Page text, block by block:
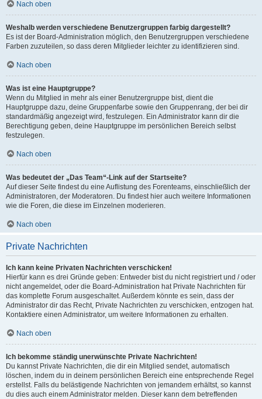
Nach oben
Weshalb werden verschiedene Benutzergruppen farbig dargestellt?
Es ist der Board-Administration möglich, den Benutzergruppen verschiedene
Farben zuzuteilen, so dass deren Mitglieder leichter zu identifizieren sind.
Nach oben
Was ist eine Hauptgruppe?
Wenn du Mitglied in mehr als einer Benutzergruppe bist, dient die
Hauptgruppe dazu, deine Gruppenfarbe sowie den Gruppenrang, der bei dir
standardmäßig angezeigt wird, festzulegen. Ein Administrator kann dir die
Berechtigung geben, deine Hauptgruppe im persönlichen Bereich selbst
festzulegen.
Nach oben
Was bedeutet der „Das Team“-Link auf der Startseite?
Auf dieser Seite findest du eine Auflistung des Forenteams, einschließlich der
Administratoren, der Moderatoren. Du findest hier auch weitere Informationen
wie die Foren, die diese im Einzelnen moderieren.
Nach oben
Private Nachrichten
Ich kann keine Privaten Nachrichten verschicken!
Hierfür kann es drei Gründe geben: Entweder bist du nicht registriert und / oder
nicht angemeldet, oder die Board-Administration hat Private Nachrichten für
das komplette Forum ausgeschaltet. Außerdem könnte es sein, dass der
Administrator dir das Recht, Private Nachrichten zu verschicken, entzogen hat.
Kontaktiere einen Administrator, um weitere Informationen zu erhalten.
Nach oben
Ich bekomme ständig unerwünschte Private Nachrichten!
Du kannst Private Nachrichten, die dir ein Mitglied sendet, automatisch
löschen, indem du in deinem persönlichen Bereich eine entsprechende Regel
erstellst. Falls du belästigende Nachrichten von jemandem erhältst, so kannst
du dies auch einem Administrator melden. Dieser kann dem betreffenden